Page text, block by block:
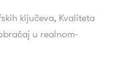
ključeva, Kvaliteta
u realnom-